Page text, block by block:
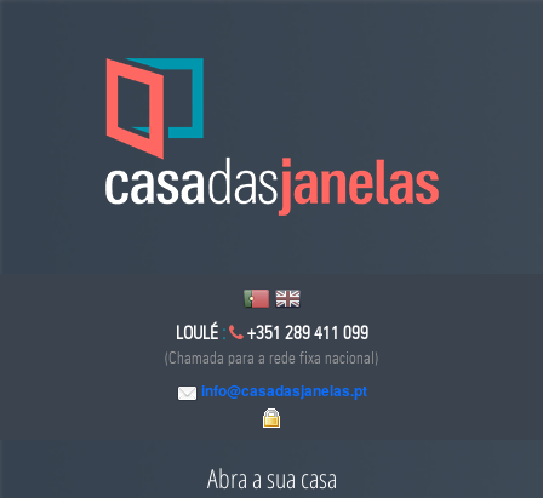
LOULÉ : +351 289 411 099
(Chamada para a rede fixa nacional)
info@casadasjanelas.pt
Abra a sua casa